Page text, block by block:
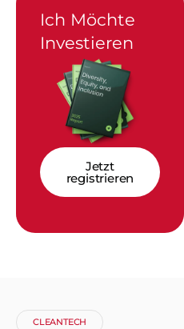
Ich Möchte
Investieren
Jetzt
registrieren
CLEANTECH